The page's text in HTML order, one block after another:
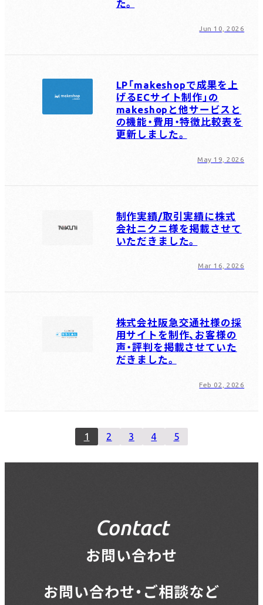
た。
Jun 10, 2026
LP「makeshopで成果を上
げるECサイト制作」の
makeshopと他サービスと
の機能・費用・特徴比較表を
更新しました。
May 19, 2026
制作実績/取引実績に株式
会社ニクニ様を掲載させて
いただきました。
Mar 16, 2026
株式会社阪急交通社様の採
用サイトを制作、お客様の
声・評判を掲載させていた
だきました。
Feb 02, 2026
1 2 3 4 5
Contact
お問い合わせ
お問い合わせ・ご相談など